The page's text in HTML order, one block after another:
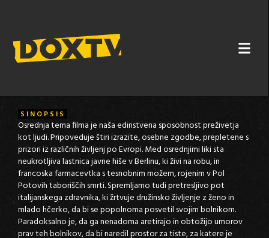
SINOPSIS
Osrednja tema filma je naša edinstvena sposobnost preživetja
kot ljudi. Pripoveduje štiri izrazite, osebne zgodbe, prepletene s
prizori iz različnih življenj po Evropi. Med osrednjimi liki sta
neukrotljiva lastnica javne hiše v Berlinu, ki živi na robu, in
francoska farmacevtka s tesnobnim možem, rojenim v Pol
Potovih taboriščih smrti. Spremljamo tudi pretresljivo pot
italijanskega zdravnika, ki žrtvuje družinsko življenje z ženo in
mlado hčerko, da bi se popolnoma posvetil svojim bolnikom.
Paradoksalno je, da ga nenadoma aretirajo in obtožijo umorov
prav teh bolnikov, da bi naredil prostor za tiste, za katere je